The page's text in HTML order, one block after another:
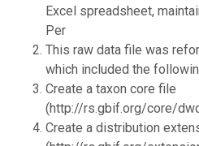
Excel spreadsheet,
Per
This raw data file was
which included the
Create a taxon core file
(http://rs.gbif.org/core/
Create a distribution